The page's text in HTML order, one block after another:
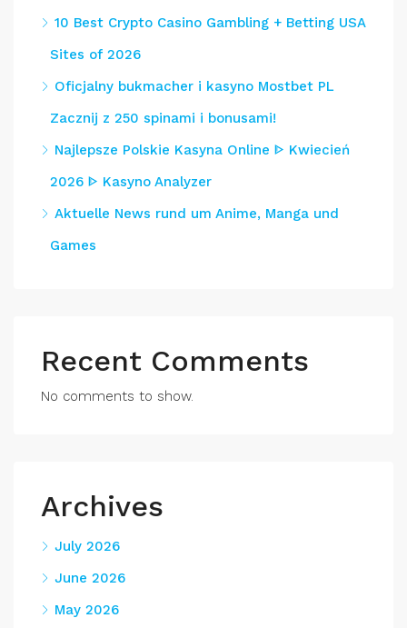
10 Best Crypto Casino Gambling + Betting USA
Sites of 2026
Oficjalny bukmacher i kasyno Mostbet PL
Zacznij z 250 spinami i bonusami!
Najlepsze Polskie Kasyna Online ᐈ Kwiecień
2026 ᐈ Kasyno Analyzer
Aktuelle News rund um Anime, Manga und
Games
Recent Comments
No comments to show.
Archives
July 2026
June 2026
May 2026